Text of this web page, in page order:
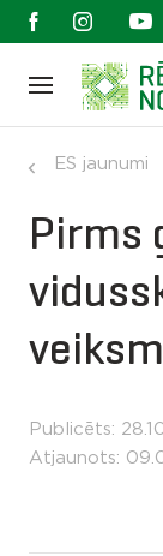
ES jaunumi
Pirms
Publicēts:
Atjaunots: